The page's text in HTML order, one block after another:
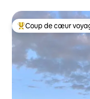
Coup de cœur
Coup de cœur